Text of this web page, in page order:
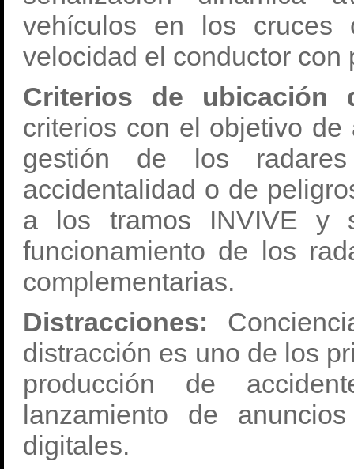
vehículos en los
velocidad el conductor con
Criterios de ubicación
criterios con el objetivo
gestión de los
accidentalidad o de
a los tramos INVIVE y
funcionamiento de los
complementarias.
Distracciones:
distracción es uno de los
producción de
lanzamiento de
digitales.